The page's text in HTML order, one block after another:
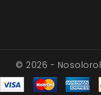
© 2026 - Nosolorol